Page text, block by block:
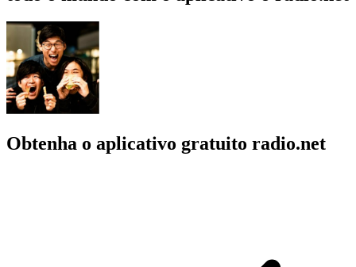
Obtenha o aplicativo gratuito radio.net